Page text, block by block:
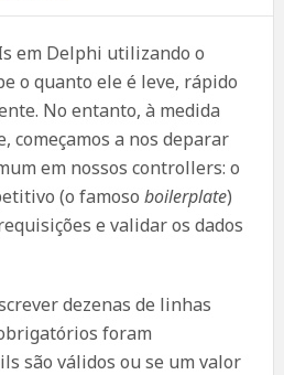
em Delphi utilizando o
o quanto ele é leve, rápido
No entanto, à medida
começamos a nos deparar
em nossos controllers: o
(o famoso boilerplate)
e validar os dados
dezenas de linhas
foram
são válidos ou se um valor